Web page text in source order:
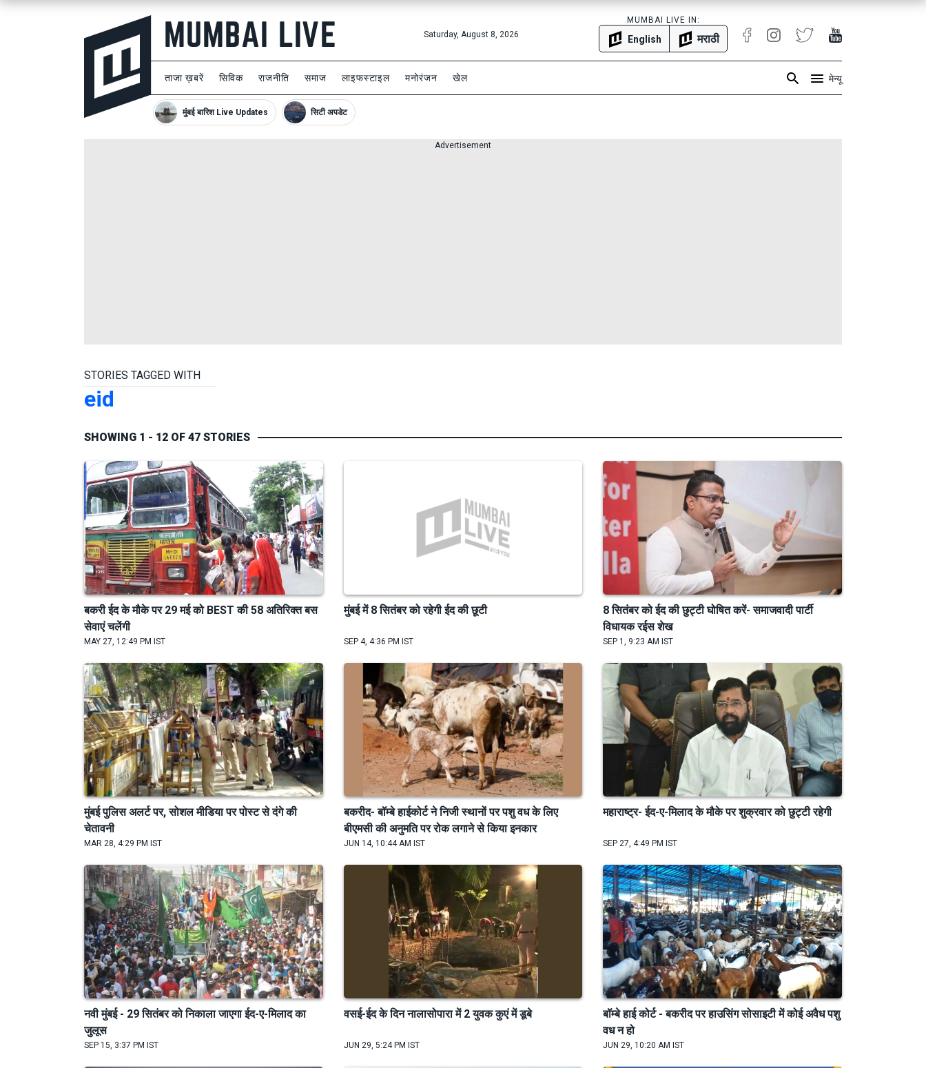
Saturday, August 8, 2026
MUMBAI LIVE IN:
English मराठी
ताजा ख़बरें सिविक राजनीति समाज लाइफस्टाइल मनोरंजन खेल मेन्यू
मुंबई बारिश Live Updates सिटी अपडेट
Advertisement
STORIES TAGGED WITH
eid
SHOWING 1 - 12 OF 47 STORIES
बकरी ईद के मौके पर 29 मई को BEST की 58 अतिरिक्त बस
सेवाएं चलेंगी
MAY 27, 12:49 PM IST
मुंबई में 8 सितंबर को रहेगी ईद की छूटी
SEP 4, 4:36 PM IST
8 सितंबर को ईद की छुट्टी घोषित करें- समाजवादी पार्टी
विधायक रईस शेख
SEP 1, 9:23 AM IST
मुंबई पुलिस अलर्ट पर, सोशल मीडिया पर पोस्ट से दंगे की
चेतावनी
MAR 28, 4:29 PM IST
बकरीद- बॉम्बे हाईकोर्ट ने निजी स्थानों पर पशु वध के लिए
बीएमसी की अनुमति पर रोक लगाने से किया इनकार
JUN 14, 10:44 AM IST
महाराष्ट्र- ईद-ए-मिलाद के मौके पर शुक्रवार को छुट्टी रहेगी
SEP 27, 4:49 PM IST
नवी मुंबई - 29 सितंबर को निकाला जाएगा ईद-ए-मिलाद का
जुलूस
SEP 15, 3:37 PM IST
वसई-ईद के दिन नालासोपारा में 2 युवक कुएं में डूबे
JUN 29, 5:24 PM IST
बॉम्बे हाई कोर्ट - बकरीद पर हाउसिंग सोसाइटी में कोई अवैध पशु
वध न हो
JUN 29, 10:20 AM IST